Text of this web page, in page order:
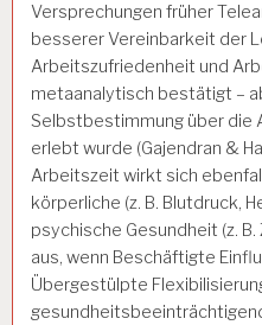
Versprechungen früher
besserer Vereinbarkeit der
Arbeitszufriedenheit und
metaanalytisch bestätigt –
Selbstbestimmung über die
erlebt wurde (Gajendran &
Arbeitszeit wirkt sich
körperliche (z. B. Blutdruck,
psychische Gesundheit (z.
aus, wenn Beschäftigte
Übergestülpte